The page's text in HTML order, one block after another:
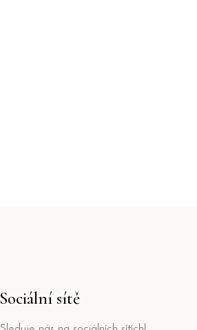
Sociální sítě